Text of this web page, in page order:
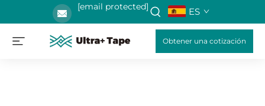
[email protected] ES
Obtener una cotización